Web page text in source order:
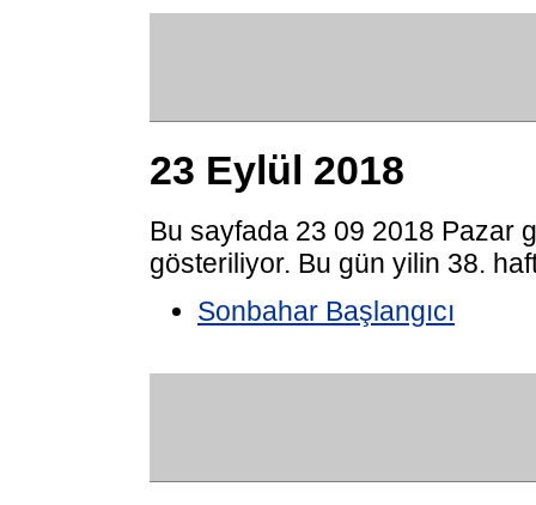
23 Eylül 2018
Bu sayfada 23 09 2018 Pazar
gösteriliyor. Bu gün yilin 38.
Sonbahar Başlangıcı